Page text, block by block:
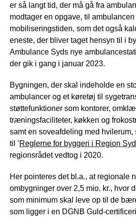
er så langt tid, der må gå fra
modtager en opgave, til
mobiliseringstiden, som det også
eneste, der bliver taget hensyn til i
Ambulance Syds nye
der gik i gang i januar 2023.
Bygningen, der skal indeholde en
ambulancer og et køretøj til
støttefunktioner som kontorer,
træningsfaciliteter, køkken og
samt en soveafdeling med
til ’Reglerne for byggeri i Region
regionsrådet vedtog i 2020.
Her pointeres det bl.a., at regionale
ombygninger over 2,5 mio. kr., hvor
som minimum skal leve op til de
som ligger i en DGNB Guld-